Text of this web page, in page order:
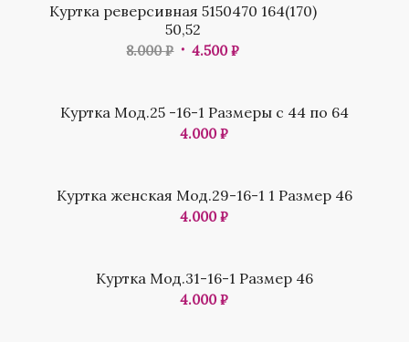
Куртка реверсивная 5150470 164(170)
50,52
8.000₽ 4.500₽
Куртка Мод.25 -16-1 Размеры с 44 по 64
4.000₽
Куртка женская Мод.29-16-1 1 Размер 46
4.000₽
Куртка Мод.31-16-1 Размер 46
4.000₽